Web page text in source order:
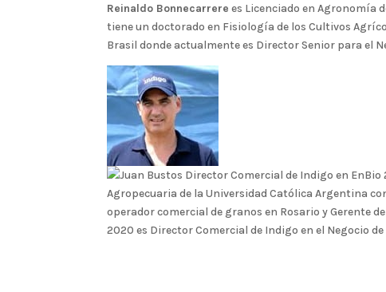
Reinaldo Bonnecarrere es Licenciado en Agronomía
tiene un doctorado en Fisiología de los Cultivos
Brasil donde actualmente es Director Senior para el
Agropecuaria de la Universidad Católica Argentina
operador comercial de granos en Rosario y Gerente
2020 es Director Comercial de Indigo en el Negocio